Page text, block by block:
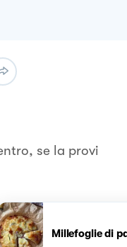
se la provi
Millefoglie di